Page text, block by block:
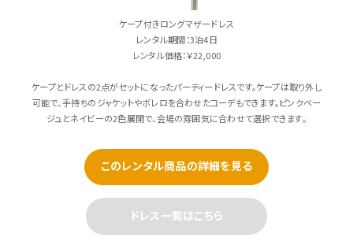
ケープ付きロングマザードレス
レンタル期間：3泊4日
レンタル価格：￥22,000
ケープとドレスの2点がセットになったパーティードレスです。ケープは取り外し
可能で、手持ちのジャケットやボレロを合わせたコーデもできます。ピンクベー
ジュとネイビーの2色展開で、会場の雰囲気に合わせて選択できます。
このレンタル商品の詳細を見る
ドレス一覧はこちら